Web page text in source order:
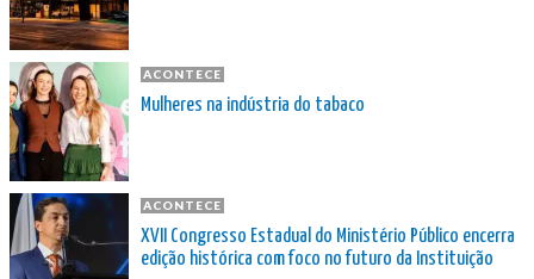
ACONTECE
Mulheres na indústria do tabaco
ACONTECE
XVII Congresso Estadual do Ministério Público encerra
edição histórica com foco no futuro da Instituição